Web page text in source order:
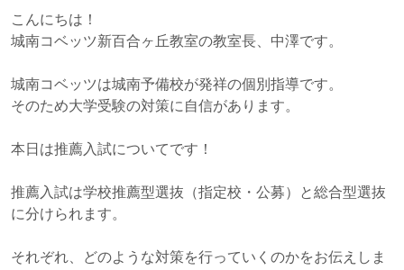
こんにちは！
城南コベッツ新百合ヶ丘教室の教室長、中澤です。
城南コベッツは城南予備校が発祥の個別指導です。
そのため大学受験の対策に自信があります。
本日は推薦入試についてです！
推薦入試は学校推薦型選抜（指定校・公募）と総合型選抜
に分けられます。
それぞれ、どのような対策を行っていくのかをお伝えしま